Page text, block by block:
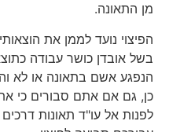
מן התאונה.
הפיצוי נועד לממן את
בשל אובדן כושר עבודה
הנפגע אשם בתאונה או לא
כן, גם אם אתם סבורים כי
לפנות אל עו"ד תאונות